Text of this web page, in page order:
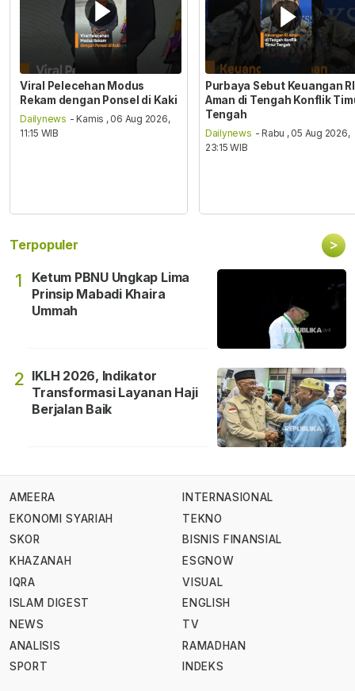
Viral Pelecehan Modus
Rekam dengan Ponsel di Kaki
Dailynews - Kamis , 06 Aug 2026,
11:15 WIB
Purbaya Sebut Keuangan RI
Aman di Tengah Konflik
Tengah
Dailynews - Rabu , 05 Aug 2026,
23:15 WIB
Terpopuler >
1
Ketum PBNU Ungkap Lima
Prinsip Mabadi Khaira
Ummah
2 IKLH 2026, Indikator
Transformasi Layanan Haji
Berjalan Baik
AMEERA
EKONOMI SYARIAH
SKOR
KHAZANAH
IQRA
ISLAM DIGEST
NEWS
ANALISIS
SPORT
INTERNASIONAL
TEKNO
BISNIS FINANSIAL
ESGNOW
VISUAL
ENGLISH
TV
RAMADHAN
INDEKS